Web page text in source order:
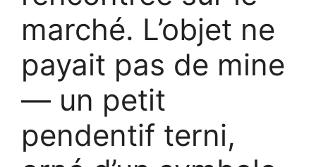
marché. L’objet ne
payait pas de mine
— un petit
pendentif terni,